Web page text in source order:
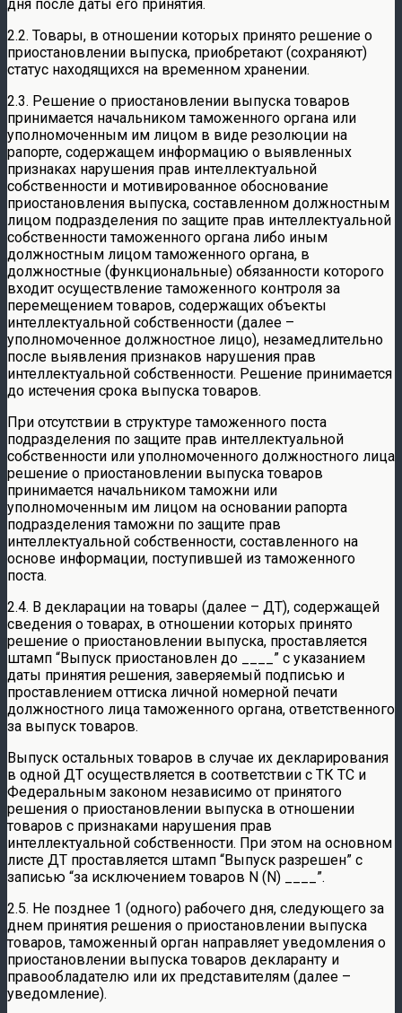
дня после даты его принятия.
2.2. Товары, в отношении которых принято решение о
приостановлении выпуска, приобретают (сохраняют)
статус находящихся на временном хранении.
2.3. Решение о приостановлении выпуска товаров
принимается начальником таможенного органа или
уполномоченным им лицом в виде резолюции на
рапорте, содержащем информацию о выявленных
признаках нарушения прав интеллектуальной
собственности и мотивированное обоснование
приостановления выпуска, составленном должностным
лицом подразделения по защите прав интеллектуальной
собственности таможенного органа либо иным
должностным лицом таможенного органа, в
должностные (функциональные) обязанности которого
входит осуществление таможенного контроля за
перемещением товаров, содержащих объекты
интеллектуальной собственности (далее –
уполномоченное должностное лицо), незамедлительно
после выявления признаков нарушения прав
интеллектуальной собственности. Решение принимается
до истечения срока выпуска товаров.
При отсутствии в структуре таможенного поста
подразделения по защите прав интеллектуальной
собственности или уполномоченного должностного лица
решение о приостановлении выпуска товаров
принимается начальником таможни или
уполномоченным им лицом на основании рапорта
подразделения таможни по защите прав
интеллектуальной собственности, составленного на
основе информации, поступившей из таможенного
поста.
2.4. В декларации на товары (далее – ДТ), содержащей
сведения о товарах, в отношении которых принято
решение о приостановлении выпуска, проставляется
штамп “Выпуск приостановлен до ____” с указанием
даты принятия решения, заверяемый подписью и
проставлением оттиска личной номерной печати
должностного лица таможенного органа, ответственного
за выпуск товаров.
Выпуск остальных товаров в случае их декларирования
в одной ДТ осуществляется в соответствии с ТК ТС и
Федеральным законом независимо от принятого
решения о приостановлении выпуска в отношении
товаров с признаками нарушения прав
интеллектуальной собственности. При этом на основном
листе ДТ проставляется штамп “Выпуск разрешен” с
записью “за исключением товаров N (N) ____”.
2.5. Не позднее 1 (одного) рабочего дня, следующего за
днем принятия решения о приостановлении выпуска
товаров, таможенный орган направляет уведомления о
приостановлении выпуска товаров декларанту и
правообладателю или их представителям (далее –
уведомление).